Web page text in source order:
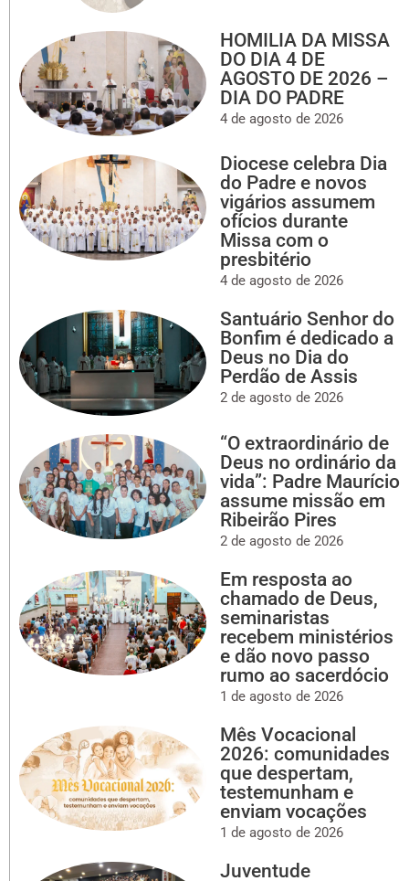
HOMILIA DA MISSA
DO DIA 4 DE
AGOSTO DE 2026 –
DIA DO PADRE
4 de agosto de 2026
Diocese celebra Dia
do Padre e novos
vigários assumem
ofícios durante
Missa com o
presbitério
4 de agosto de 2026
Santuário Senhor do
Bonfim é dedicado a
Deus no Dia do
Perdão de Assis
2 de agosto de 2026
“O extraordinário de
Deus no ordinário da
vida”: Padre Maurício
assume missão em
Ribeirão Pires
2 de agosto de 2026
Em resposta ao
chamado de Deus,
seminaristas
recebem ministérios
e dão novo passo
rumo ao sacerdócio
1 de agosto de 2026
Mês Vocacional
2026: comunidades
que despertam,
testemunham e
enviam vocações
1 de agosto de 2026
Juventude